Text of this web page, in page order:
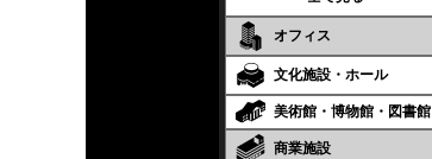
オフィス
文化施設・ホール
美術館・博物館・図書館
商業施設